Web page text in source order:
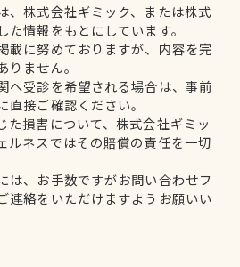
、株式会社ギミック、または株式
情報をもとにしています。
載に努めておりますが、内容を完
ません。
へ受診を希望される場合は、事前
接ご確認ください。
た損害について、株式会社ギミッ
ルネスではその賠償の責任を一切
は、お手数ですがお問い合わせフ
連絡をいただけますようお願いい